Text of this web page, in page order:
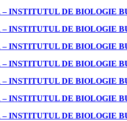
INSTITUTUL DE BIOLOGIE
INSTITUTUL DE BIOLOGIE
INSTITUTUL DE BIOLOGIE
INSTITUTUL DE BIOLOGIE
INSTITUTUL DE BIOLOGIE
INSTITUTUL DE BIOLOGIE
INSTITUTUL DE BIOLOGIE